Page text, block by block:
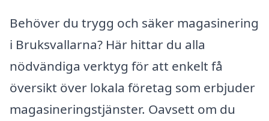
Behöver du trygg och säker magasinering
i Bruksvallarna? Här hittar du alla
nödvändiga verktyg för att enkelt få
översikt över lokala företag som erbjuder
magasineringstjänster. Oavsett om du